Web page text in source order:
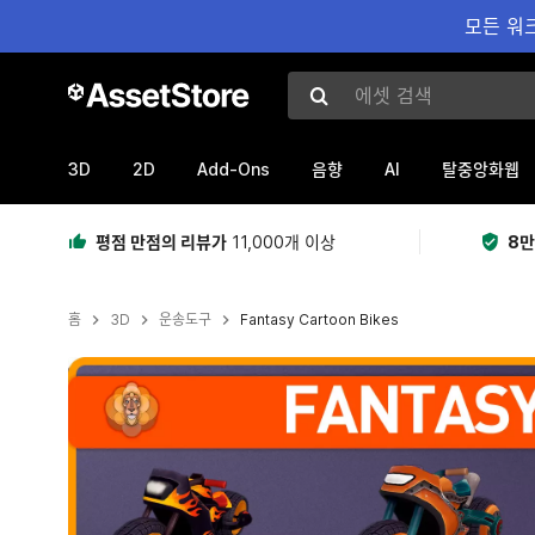
모든 워
에셋 검색
3D 2D Add-Ons 음향 AI 탈중앙화웹
평점 만점의 리뷰가 11,000개 이상 8
홈 3D 운송도구 Fantasy Cartoon Bikes
현재 슬라이드: 1 / 12